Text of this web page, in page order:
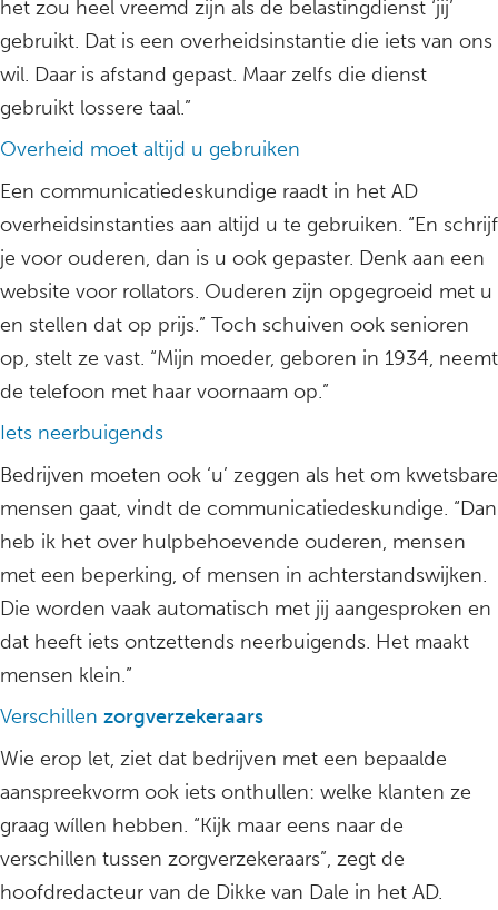
het zou heel vreemd zijn als de belastingdienst ‘jij’
gebruikt. Dat is een overheidsinstantie die iets van ons
wil. Daar is afstand gepast. Maar zelfs die dienst
gebruikt lossere taal.”
Overheid moet altijd u gebruiken
Een communicatiedeskundige raadt in het AD
overheidsinstanties aan altijd u te gebruiken. “En schrijf
je voor ouderen, dan is u ook gepaster. Denk aan een
website voor rollators. Ouderen zijn opgegroeid met u
en stellen dat op prijs.” Toch schuiven ook senioren
op, stelt ze vast. “Mijn moeder, geboren in 1934, neemt
de telefoon met haar voornaam op.”
Iets neerbuigends
Bedrijven moeten ook ‘u’ zeggen als het om kwetsbare
mensen gaat, vindt de communicatiedeskundige. “Dan
heb ik het over hulpbehoevende ouderen, mensen
met een beperking, of mensen in achterstandswijken.
Die worden vaak automatisch met jij aangesproken en
dat heeft iets ontzettends neerbuigends. Het maakt
mensen klein.”
Verschillen zorgverzekeraars
Wie erop let, ziet dat bedrijven met een bepaalde
aanspreekvorm ook iets onthullen: welke klanten ze
graag wíllen hebben. “Kijk maar eens naar de
verschillen tussen zorgverzekeraars”, zegt de
hoofdredacteur van de Dikke van Dale in het AD.